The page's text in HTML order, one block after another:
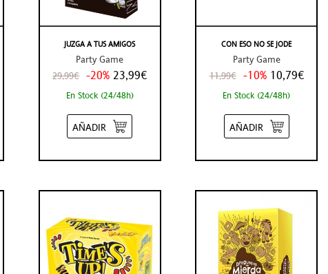
JUZGA A TUS AMIGOS
Party Game
29,99€ -20%23,99€
En Stock (24/48h)
AÑADIR
CON ESO NO SE JODE
Party Game
11,99€ -10% 10,79€
En Stock (24/48h)
AÑADIR